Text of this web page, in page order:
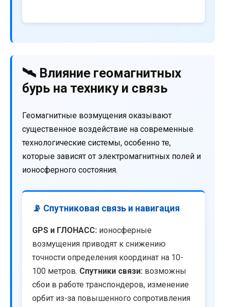
🛰️ Влияние геомагнитных
бурь на технику и связь
Геомагнитные возмущения оказывают
существенное воздействие на современные
технологические системы, особенно те,
которые зависят от электромагнитных полей и
ионосферного состояния.
📡 Спутниковая связь и навигация
GPS и ГЛОНАСС: ионосферные
возмущения приводят к снижению
точности определения координат на 10-
100 метров. Спутники связи: возможны
сбои в работе транспондеров, изменение
орбит из-за повышенного сопротивления